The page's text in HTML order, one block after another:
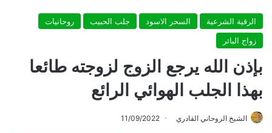
الرقية الشرعية السحر الاسود جلب الحبيب
روحانيات
زواج البائر
بإذن الله يرجع الزوج لزوجته طائعا
بهذا الجلب الهوائي الرائع
الشيخ الروحاني القادري 11/09/2022